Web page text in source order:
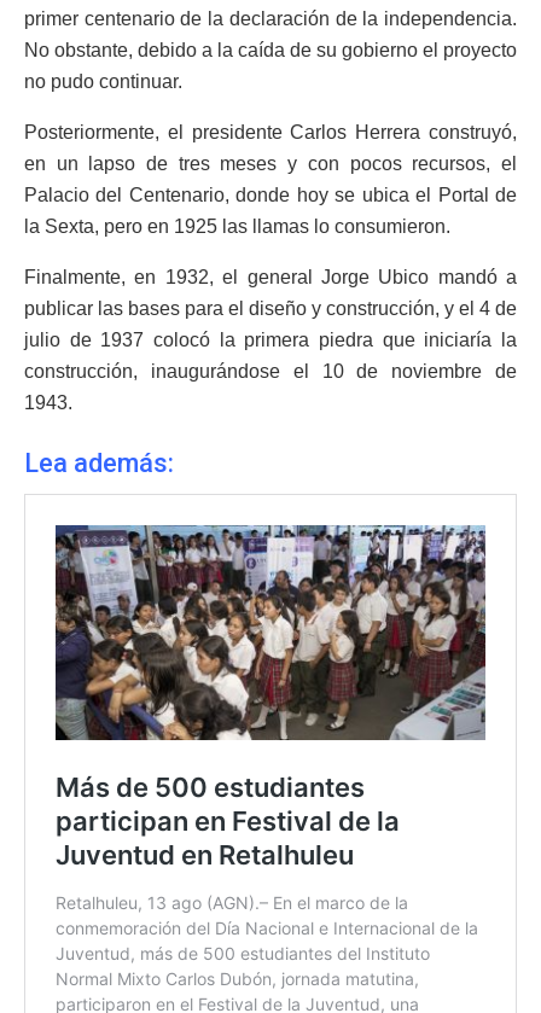
primer centenario de la declaración de la independencia.
No obstante, debido a la caída de su gobierno el proyecto
no pudo continuar.
Posteriormente, el presidente Carlos Herrera construyó,
en un lapso de tres meses y con pocos recursos, el
Palacio del Centenario, donde hoy se ubica el Portal de
la Sexta, pero en 1925 las llamas lo consumieron.
Finalmente, en 1932, el general Jorge Ubico mandó a
publicar las bases para el diseño y construcción, y el 4 de
julio de 1937 colocó la primera piedra que iniciaría la
construcción, inaugurándose el 10 de noviembre de
1943.
Lea además: